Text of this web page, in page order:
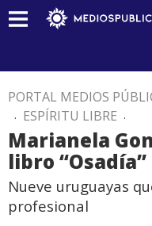
PORTAL MEDIOS
. ESPÍRITU LIBRE .
Marianela
libro “Osadía”
Nueve uruguayas
profesional